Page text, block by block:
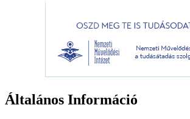
Általános Információ